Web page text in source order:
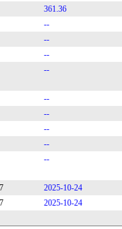
361.36
--
--
--
--
--
--
--
--
--
2025-10-24
2025-10-24